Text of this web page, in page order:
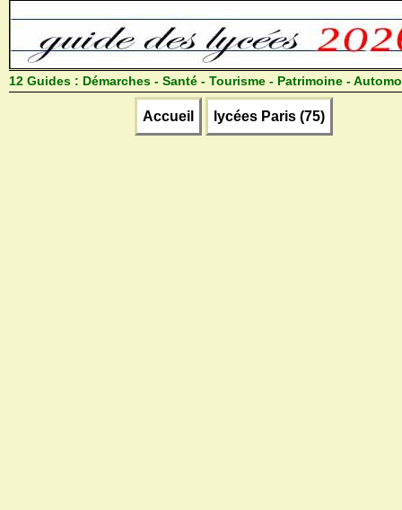
12 Guides : Démarches - Santé - Tourisme - Patrimoine -
Accueil lycées Paris (75)